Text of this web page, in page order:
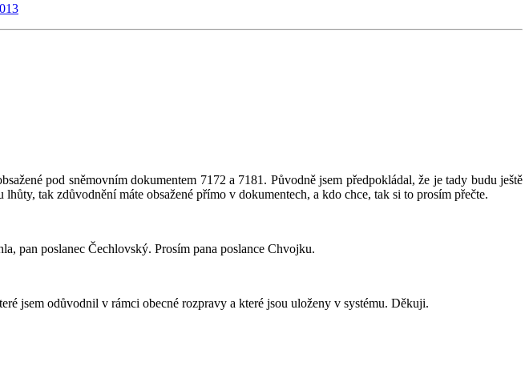
pod sněmovním dokumentem 7172 a 7181. Původně jsem předpokládal, že je tady budu ještě
tak zdůvodnění máte obsažené přímo v dokumentech, a kdo chce, tak si to prosím přečte.
pan poslanec Čechlovský. Prosím pana poslance Chvojku.
jsem odůvodnil v rámci obecné rozpravy a které jsou uloženy v systému. Děkuji.